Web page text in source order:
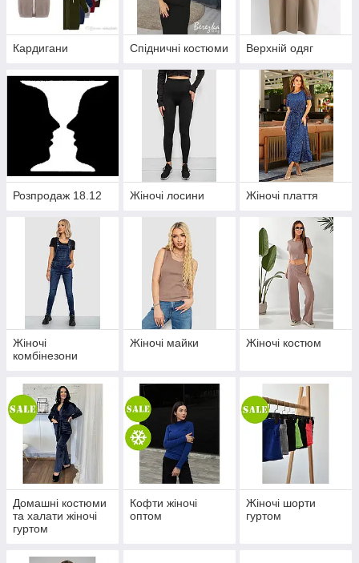
Кардигани Спідничні костюми Верхній одяг
Розпродаж 18.12 Жіночі лосини Жіночі плаття
Жіночі
комбінезони
Жіночі майки Жіночі костюм
Домашні костюми
та халати жіночі
гуртом
Кофти жіночі
оптом
Жіночі шорти
гуртом